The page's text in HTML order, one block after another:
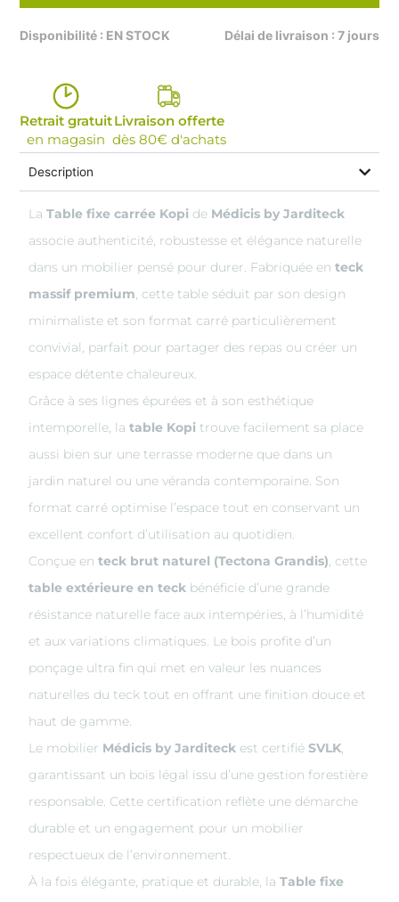
-
PERSONNES
Disponibilité : EN STOCK Délai de livraison : 7 jours
Retrait gratuit
en magasin
Livraison offerte
dès 80€ d'achats
Description
LaTable fixe carrée Kopi de Médicis by Jarditeck
associe authenticité, robustesse et élégance naturelle
dans un mobilier pensé pour durer. Fabriquée enteck
massif premium, cette table séduit par son design
minimaliste et son format carré particulièrement
convivial, parfait pour partager des repas ou créer un
espace détente chaleureux.
Grâce à ses lignes épurées et à son esthétique
intemporelle, latable Kopi trouve facilement sa place
aussi bien sur une terrasse moderne que dans un
jardin naturel ou une véranda contemporaine. Son
format carré optimise l’espace tout en conservant un
excellent confort d’utilisation au quotidien.
Conçue enteck brut naturel (Tectona Grandis), cette
table extérieure en teck bénéficie d’une grande
résistance naturelle face aux intempéries, à l’humidité
et aux variations climatiques. Le bois profite d’un
ponçage ultra fin qui met en valeur les nuances
naturelles du teck tout en offrant une finition douce et
haut de gamme.
Le mobilier Médicis by Jarditeck est certifiéSVLK,
garantissant un bois légal issu d’une gestion forestière
responsable. Cette certification reflète une démarche
durable et un engagement pour un mobilier
respectueux de l’environnement.
À la fois élégante, pratique et durable, laTable fixe